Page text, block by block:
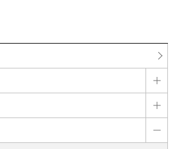
詳
詳